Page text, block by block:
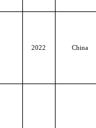
2022 China